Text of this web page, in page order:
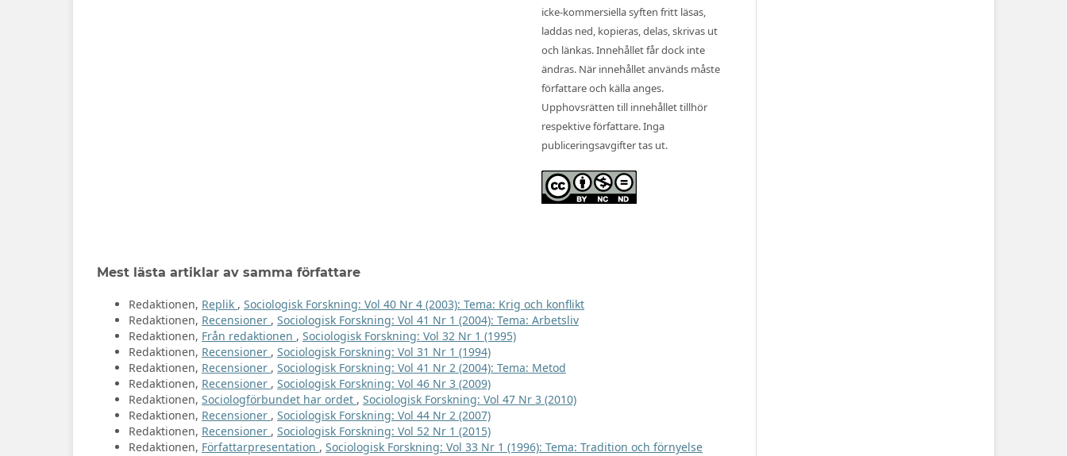
icke-kommersiella syften fritt läsas,
laddas ned, kopieras, delas, skrivas ut
och länkas. Innehållet får dock inte
ändras. När innehållet används måste
författare och källa anges.
Upphovsrätten till innehållet tillhör
respektive författare. Inga
publiceringsavgifter tas ut.
Mest lästa artiklar av samma författare
Redaktionen, Replik , Sociologisk Forskning: Vol 40 Nr 4 (2003): Tema: Krig och konflikt
Redaktionen, Recensioner , Sociologisk Forskning: Vol 41 Nr 1 (2004): Tema: Arbetsliv
Redaktionen, Från redaktionen , Sociologisk Forskning: Vol 32 Nr 1 (1995)
Redaktionen, Recensioner , Sociologisk Forskning: Vol 31 Nr 1 (1994)
Redaktionen, Recensioner , Sociologisk Forskning: Vol 41 Nr 2 (2004): Tema: Metod
Redaktionen, Recensioner , Sociologisk Forskning: Vol 46 Nr 3 (2009)
Redaktionen, Sociologförbundet har ordet , Sociologisk Forskning: Vol 47 Nr 3 (2010)
Redaktionen, Recensioner , Sociologisk Forskning: Vol 44 Nr 2 (2007)
Redaktionen, Recensioner , Sociologisk Forskning: Vol 52 Nr 1 (2015)
Redaktionen, Författarpresentation , Sociologisk Forskning: Vol 33 Nr 1 (1996): Tema: Tradition och förnyelse